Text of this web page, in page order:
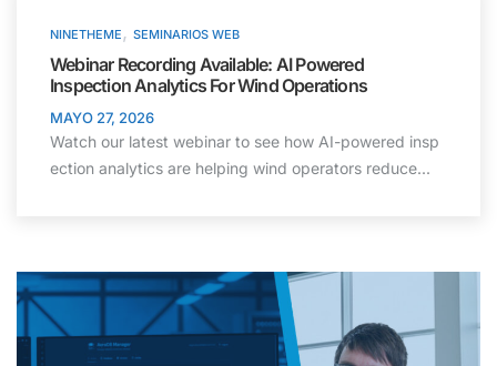
NINETHEME , SEMINARIOS WEB
Webinar Recording Available: AI Powered
Inspection Analytics For Wind Operations
MAYO 27, 2026
Watch our latest webinar to see how AI-powered insp
ection analytics are helping wind operators reduce...